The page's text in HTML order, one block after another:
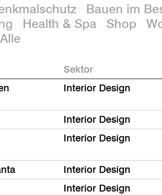
Bauen im
Health & Spa Shop
Alle
Sektor
Interior Design
Interior Design
Interior Design
Interior Design
Interior Design